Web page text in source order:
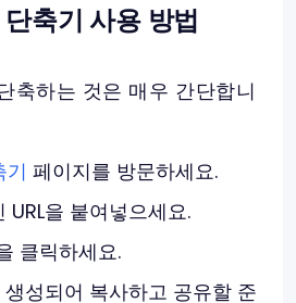
축기 사용 방법
축하는 것은 매우 간단합니
기 페이지를 방문하세요.
URL을 붙여넣으세요.
클릭하세요.
생성되어 복사하고 공유할 준